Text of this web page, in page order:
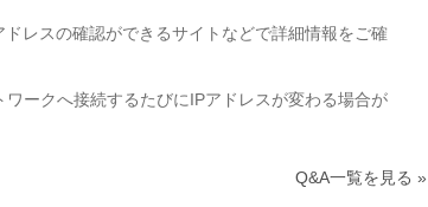
レスの確認ができるサイトなどで詳細情報をご確
ークへ接続するたびにIPアドレスが変わる場合が
Q&A一覧を見る »